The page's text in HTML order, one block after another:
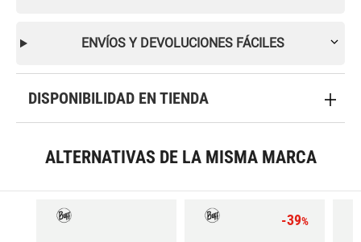
ENVÍOS Y DEVOLUCIONES FÁCILES
DISPONIBILIDAD EN TIENDA
ALTERNATIVAS DE LA MISMA MARCA
-39%